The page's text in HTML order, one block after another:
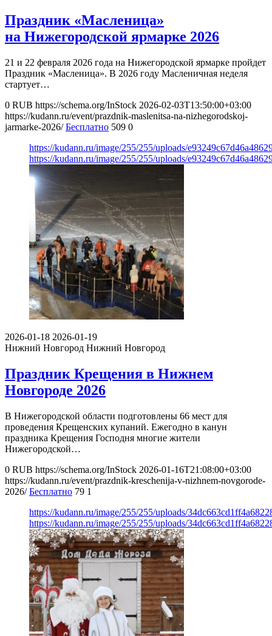
Праздник «Масленица»
на Нижегородской ярмарке 2026
21 и 22 февраля 2026 года на Нижегородской ярмарке пройдет
Праздник «Масленица». В 2026 году Масленичная неделя
стартует…
0 RUB https://schema.org/InStock 2026-02-03T13:50:00+03:00
https://kudann.ru/event/prazdnik-maslenitsa-na-nizhegorodskoj-
jarmarke-2026/ Бесплатно 509 0
https://kudann.ru/image/255/255/uploads/
https://kudann.ru/image/255/255/uploads/
2026-01-18 2026-01-19
Нижний Новгород Нижний Новгород
Праздник Крещения в Нижнем
Новгороде 2026
В Нижегородской области подготовлены 66 мест для
проведения Крещенских купаний. Ежегодно в канун
праздника Крещения Господня многие жители
Нижегородской…
0 RUB https://schema.org/InStock 2026-01-16T21:08:00+03:00
https://kudann.ru/event/prazdnik-kreschenija-v-nizhnem-novgorode-
2026/ Бесплатно 79 1
https://kudann.ru/image/255/255/uploads/
https://kudann.ru/image/255/255/uploads/